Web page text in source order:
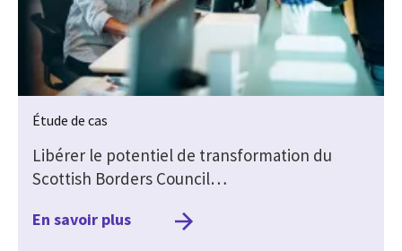
Étude de cas
Libérer le potentiel de transformation du
Scottish Borders Council…
En savoir plus